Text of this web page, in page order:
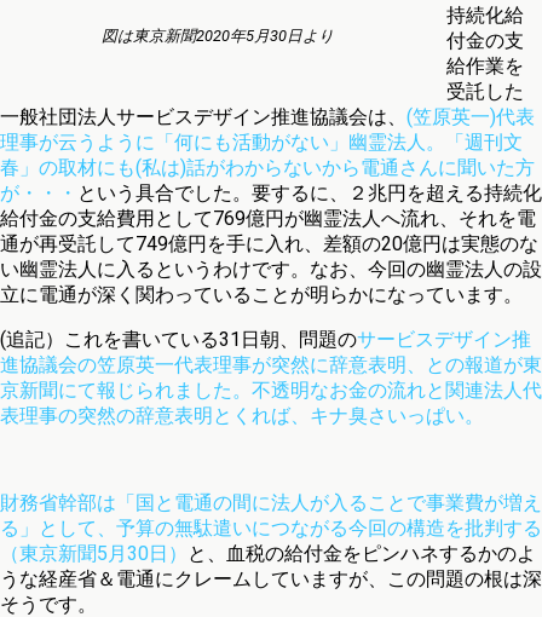
図は東京新聞2020年5月30日より
持続化給
付金の支
給作業を
受託した
一般社団法人サービスデザイン推進協議会は、 (笠原英一)代表
理事が云うように「何にも活動がない」幽霊法人。「週刊文
春」の取材にも(私は)話がわからないから電通さんに聞いた方
が・・・ という具合でした。要するに、２兆円を超える持続化
給付金の支給費用として769億円が幽霊法人へ流れ、それを電
通が再受託して749億円を手に入れ、差額の20億円は実態のな
い幽霊法人に入るというわけです。なお、今回の幽霊法人の設
立に電通が深く関わっていることが明らかになっています。
(追記）これを書いている31日朝、問題のサービスデザイン推
進協議会の笠原英一代表理事が突然に辞意表明、との報道が東
京新聞にて報じられました。不透明なお金の流れと関連法人代
表理事の突然の辞意表明とくれば、キナ臭さいっぱい。
財務省幹部は「国と電通の間に法人が入ることで事業費が増え
る」として、予算の無駄遣いにつながる今回の構造を批判する
（東京新聞5月30日）
と、血税の給付金をピンハネするかのよ
うな経産省＆電通にクレームしていますが、この問題の根は深
そうです。